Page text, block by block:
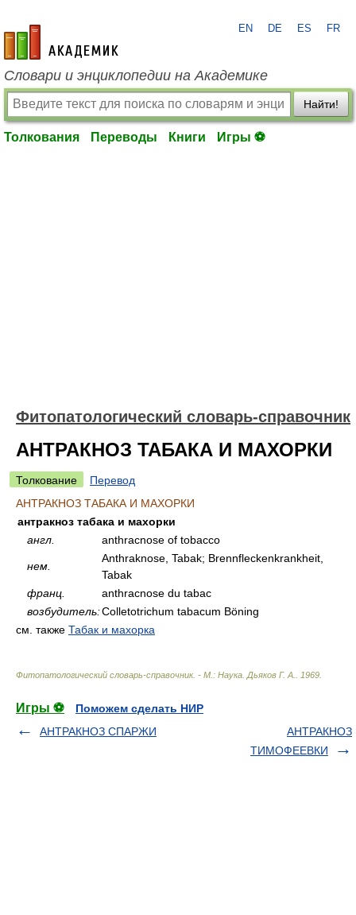
academic.ru
EN DE ES FR
Словари и энциклопедии на Академике
Найти!
Толкования Переводы Книги Игры ⚽
Фитопатологический словарь-справочник
АНТРАКНОЗ ТАБАКА И МАХОРКИ
Толкование
Перевод
АНТРАКНОЗ ТАБАКА И МАХОРКИ
антракноз табака и махорки
англ.
anthracnose of tobacco
нем.
Anthraknose, Tabak; Brennfleckenkrankheit,
Tabak
франц.
anthracnose du tabac
возбудитель:Colletotrichum tabacum Böning
см. также Табак и махорка
Фитопатологический словарь-справочник. - М.: Наука Дьяков Г. А. 1969
Игры ⚽
Поможем сделать НИР
АНТРАКНОЗ СПАРЖИ
АНТРАКНОЗ
ТИМОФЕЕВКИ